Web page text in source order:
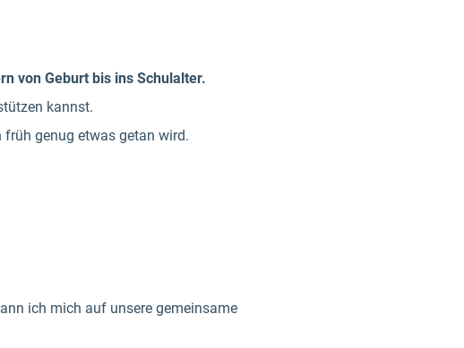
von Geburt bis ins Schulalter.
kannst.
genug etwas getan wird.
ich mich auf unsere gemeinsame